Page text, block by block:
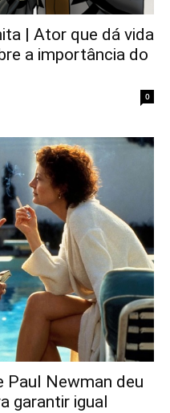
| Ator que dá vida
a importância do
0
Paul Newman deu
garantir igual